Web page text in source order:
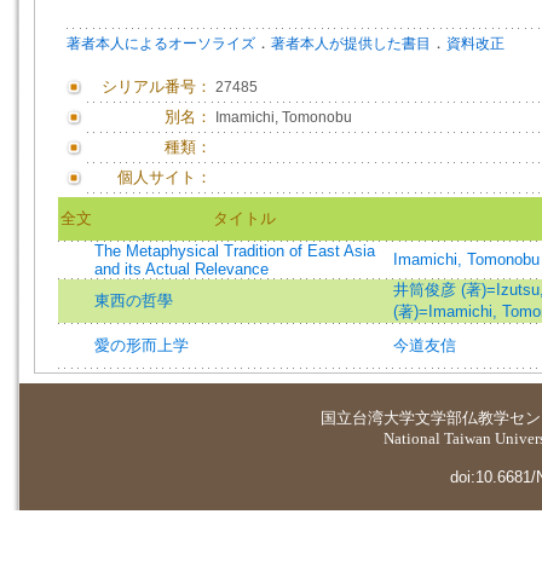
著者本人によるオーソライズ ． 著者本人が提供した書目 ． 資料改正
シリアル番号： 27485
別名： Imamichi, Tomonobu
種類：
個人サイト：
全文
タイトル
The Metaphysical Tradition of East Asia
and its Actual Relevance
Imamichi, Tomonobu
東西の哲學
井筒俊彦 (著
(著)=Imamichi,
愛の形而上学
今道友信
国立台湾大学文学部仏教学セ
National Taiwan
doi:10.6681/